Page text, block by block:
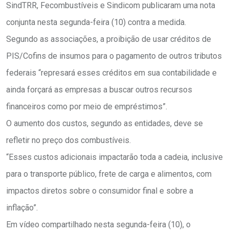
SindTRR, Fecombustíveis e Sindicom publicaram uma nota
conjunta nesta segunda-feira (10) contra a medida.
Segundo as associações, a proibição de usar créditos de
PIS/Cofins de insumos para o pagamento de outros tributos
federais “represará esses créditos em sua contabilidade e
ainda forçará as empresas a buscar outros recursos
financeiros como por meio de empréstimos”.
O aumento dos custos, segundo as entidades, deve se
refletir no preço dos combustíveis.
“Esses custos adicionais impactarão toda a cadeia, inclusive
para o transporte público, frete de carga e alimentos, com
impactos diretos sobre o consumidor final e sobre a
inflação”.
Em vídeo compartilhado nesta segunda-feira (10), o